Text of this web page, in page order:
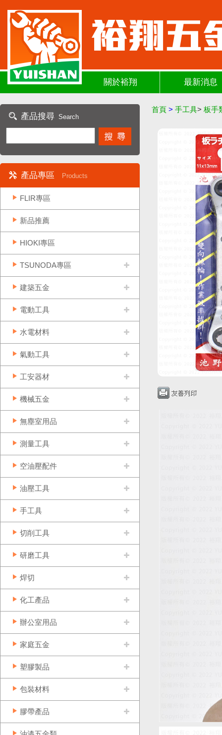
關於裕翔 最新消息
產品搜尋 Search
產品專區 Products
FLIR專區
新品推薦
HIOKI專區
TSUNODA專區
建築五金
電動工具
水電材料
氣動工具
工安器材
機械五金
無塵室用品
測量工具
空油壓配件
油壓工具
手工具
切削工具
研磨工具
焊切
化工產品
辦公室用品
家庭五金
塑膠製品
包裝材料
膠帶產品
首頁 > 手工具> 板手